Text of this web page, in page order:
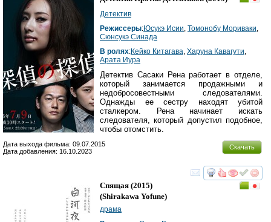
Детектив
Режиссеры:Юсукэ Исии, Томонобу Мориваки,
Сюнсукэ Синада
В ролях:Кейко Китагава, Харуна Кавагути,
Арата Иура
Детектив Сасаки Рена работает в отделе,
который занимается продажными и
недобросовестными следователями.
Однажды ее сестру находят убитой
сталкером. Рена начинает искать
следователя, который допустил подобное,
чтобы отомстить.
Скачать
Дата выхода фильма: 09.07.2015
Дата добавления: 16.10.2023
смотреть
Спящая (2015)
(Shirakawa Yofune)
драма